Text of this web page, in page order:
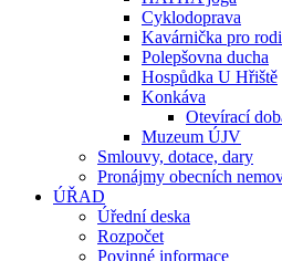
Cyklodoprava
Kavárnička pro
Polepšovna ducha
Hospůdka U Hřiště
Konkáva
Otevírací
Muzeum ÚJV
Smlouvy, dotace, dary
Pronájmy obecních
ÚŘAD
Úřední deska
Rozpočet
Povinné informace